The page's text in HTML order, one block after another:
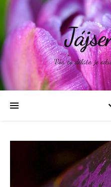
Vše, co děláte, je